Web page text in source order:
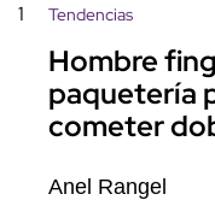
1 Tendencias
Hombre
paquetería
cometer
Anel Rangel